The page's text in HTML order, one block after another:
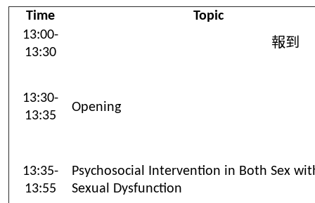
Time
Topic
13:00-
13:30
報到
13:30-
13:35
Opening
13:35-
13:55
Psychosocial Intervention in Both Sex
Sexual Dysfunction